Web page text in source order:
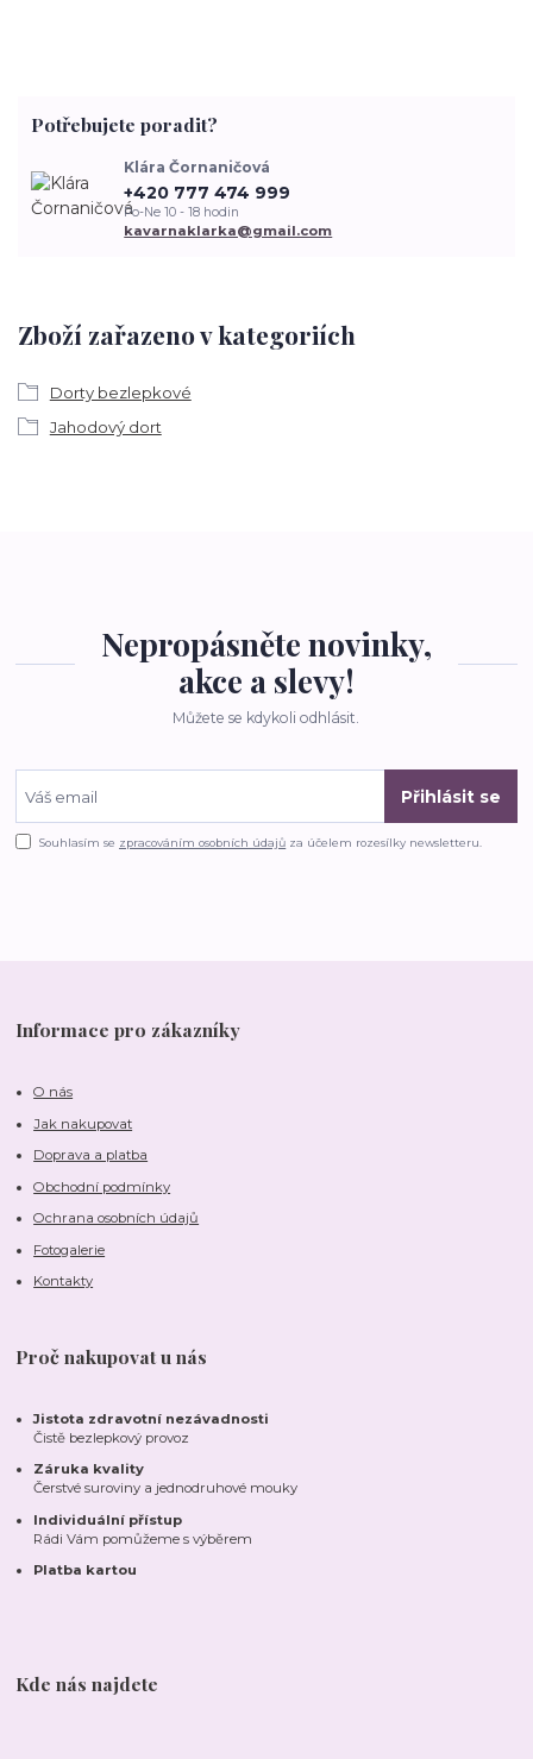
Zboží zařazeno v kategoriích
Dorty bezlepkové
Jahodový dort
Potřebujete poradit?
Klára Čornaničová
+420 777 474 999
Po-Ne 10 - 18 hodin
kavarnaklarka@gmail.com
Nepropásněte novinky,
akce a slevy!
Můžete se kdykoli odhlásit.
Přihlásit se
Souhlasím se zpracováním osobních údajů za účelem rozesílky newsletteru.
Informace pro zákazníky
O nás
Jak nakupovat
Doprava a platba
Obchodní podmínky
Ochrana osobních údajů
Fotogalerie
Kontakty
Proč nakupovat u nás
Jistota zdravotní nezávadnosti
Čistě bezlepkový provoz
Záruka kvality
Čerstvé suroviny a jednodruhové mouky
Individuální přístup
Rádi Vám pomůžeme s výběrem
Platba kartou
Kde nás najdete